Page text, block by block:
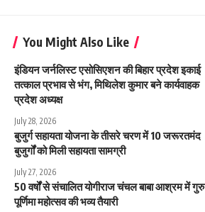
You Might Also Like
इंडियन जर्नलिस्ट एसोसिएशन की बिहार प्रदेश इकाई
तत्काल प्रभाव से भंग, मिथिलेश कुमार बने कार्यवाहक
प्रदेश अध्यक्ष
July 28, 2026
बुजुर्ग सहायता योजना के तीसरे चरण में 10 जरूरतमंद
बुजुर्गों को मिली सहायता सामग्री
July 27, 2026
50 वर्षों से संचालित योगीराज चंचल बाबा आश्रम में गुरु
पूर्णिमा महोत्सव की भव्य तैयारी